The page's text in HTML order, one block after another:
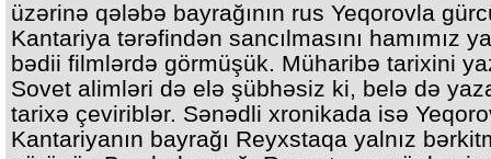
üzərinə qələbə bayrağının rus Yeqorovla
Kantariya tərəfindən sancılmasını hamımız
bədii filmlərdə görmüşük. Müharibə tarixini
Sovet alimləri də elə şübhəsiz ki, belə də
tarixə çeviriblər. Sənədli xronikada isə
Kantariyanın bayrağı Reyxstaqa yalnız